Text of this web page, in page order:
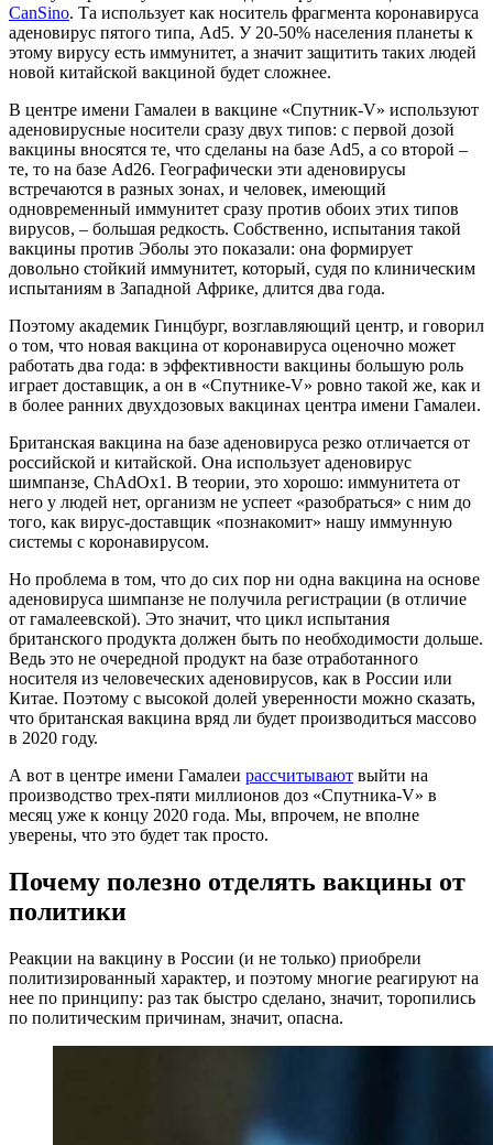
CanSino. Та использует как носитель фрагмента коронавируса
аденовирус пятого типа, Ad5. У 20-50% населения планеты к
этому вирусу есть иммунитет, а значит защитить таких людей
новой китайской вакциной будет сложнее.
В центре имени Гамалеи в вакцине «Спутник-V» используют
аденовирусные носители сразу двух типов: с первой дозой
вакцины вносятся те, что сделаны на базе Ad5, а со второй –
те, то на базе Ad26. Географически эти аденовирусы
встречаются в разных зонах, и человек, имеющий
одновременный иммунитет сразу против обоих этих типов
вирусов, – большая редкость. Собственно, испытания такой
вакцины против Эболы это показали: она формирует
довольно стойкий иммунитет, который, судя по клиническим
испытаниям в Западной Африке, длится два года.
Поэтому академик Гинцбург, возглавляющий центр, и говорил
о том, что новая вакцина от коронавируса оценочно может
работать два года: в эффективности вакцины большую роль
играет доставщик, а он в «Спутнике-V» ровно такой же, как и
в более ранних двухдозовых вакцинах центра имени Гамалеи.
Британская вакцина на базе аденовируса резко отличается от
российской и китайской. Она использует аденовирус
шимпанзе, ChAdOx1. В теории, это хорошо: иммунитета от
него у людей нет, организм не успеет «разобраться» с ним до
того, как вирус-доставщик «познакомит» нашу иммунную
системы с коронавирусом.
Но проблема в том, что до сих пор ни одна вакцина на основе
аденовируса шимпанзе не получила регистрации (в отличие
от гамалеевской). Это значит, что цикл испытания
британского продукта должен быть по необходимости дольше.
Ведь это не очередной продукт на базе отработанного
носителя из человеческих аденовирусов, как в России или
Китае. Поэтому с высокой долей уверенности можно сказать,
что британская вакцина вряд ли будет производиться массово
в 2020 году.
А вот в центре имени Гамалеи рассчитывают выйти на
производство трех-пяти миллионов доз «Спутника-V» в
месяц уже к концу 2020 года. Мы, впрочем, не вполне
уверены, что это будет так просто.
Почему полезно отделять вакцины от
политики
Реакции на вакцину в России (и не только) приобрели
политизированный характер, и поэтому многие реагируют на
нее по принципу: раз так быстро сделано, значит, торопились
по политическим причинам, значит, опасна.